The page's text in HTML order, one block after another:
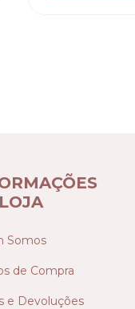
Somos
de Compra
e Devoluções